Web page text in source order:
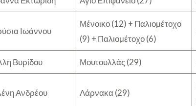
Ιωάννου
Μένοικο (12) + Παλιομέτοχο
(9) + Παλιομέτοχο (6)
Βυρίδου Μουτουλλάς (29)
Ανδρέου Λάρνακα (29)